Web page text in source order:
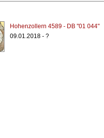
Hohenzollern 4589 - DB "01 044"
09.01.2018 - ?